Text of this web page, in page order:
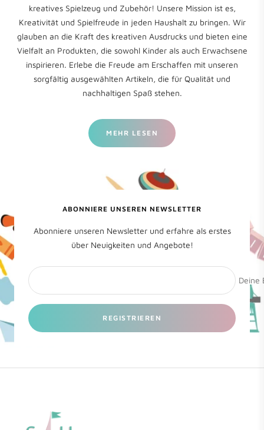
kreatives Spielzeug und Zubehör! Unsere Mission ist es,
Kreativität und Spielfreude in jeden Haushalt zu bringen. Wir
glauben an die Kraft des kreativen Ausdrucks und bieten eine
Vielfalt an Produkten, die sowohl Kinder als auch Erwachsene
inspirieren. Erlebe die Freude am Erschaffen mit unseren
sorgfältig ausgewählten Artikeln, die für Qualität und
nachhaltigen Spaß stehen.
MEHR LESEN
ABONNIERE UNSEREN NEWSLETTER
Abonniere unseren Newsletter und erfahre als erstes
über Neuigkeiten und Angebote!
Deine
REGISTRIEREN